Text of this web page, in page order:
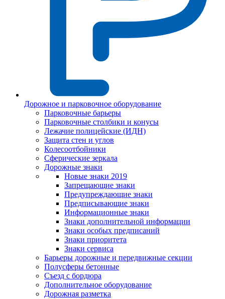
Дорожное и парковочное оборудование
Парковочные барьеры
Парковочные столбики и конусы
Лежачие полицейские (ИДН)
Защита стен и углов
Колесоотбойники
Сферические зеркала
Дорожные знаки
Новые знаки 2019
Запрещающие знаки
Предупреждающие знаки
Предписывающие знаки
Информационные знаки
Знаки дополнительной информации
Знаки особых предписаний
Знаки приоритета
Знаки сервиса
Барьеры дорожные и передвижные секции
Полусферы бетонные
Съезд с бордюра
Дополнительное оборудование
Дорожная разметка